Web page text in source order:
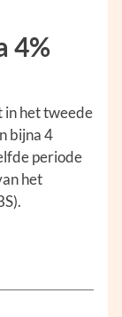
4%
in het tweede
bijna 4
periode
het